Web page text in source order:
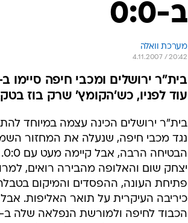
ב-0:0
מערכת וואלה
4.11.2007 / 20:42
עוד לפניו, כש'הקומץ' שרק בוז
בית"ר ירושלים הכינה עצמה במיוחד
נגד מכבי חיפה, שנעלה את המחזור
יצחק שום והאלופה מהבירה רואים,
פתיחת העונה, ההפסדים והמיקום
כיריבה העיקרית על תואר האליפות.